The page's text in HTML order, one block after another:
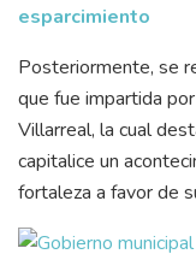
esparcimiento
Posteriormente, se
que fue impartida
Villarreal, la cual
capitalice un
fortaleza a favor de